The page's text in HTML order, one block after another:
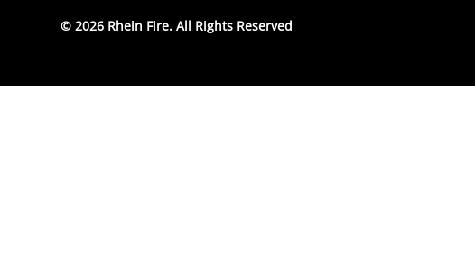
© 2026 Rhein Fire. All Rights Reserved